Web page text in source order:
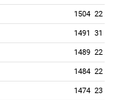
1504 22
1491 31
1489 22
1484 22
1474 23